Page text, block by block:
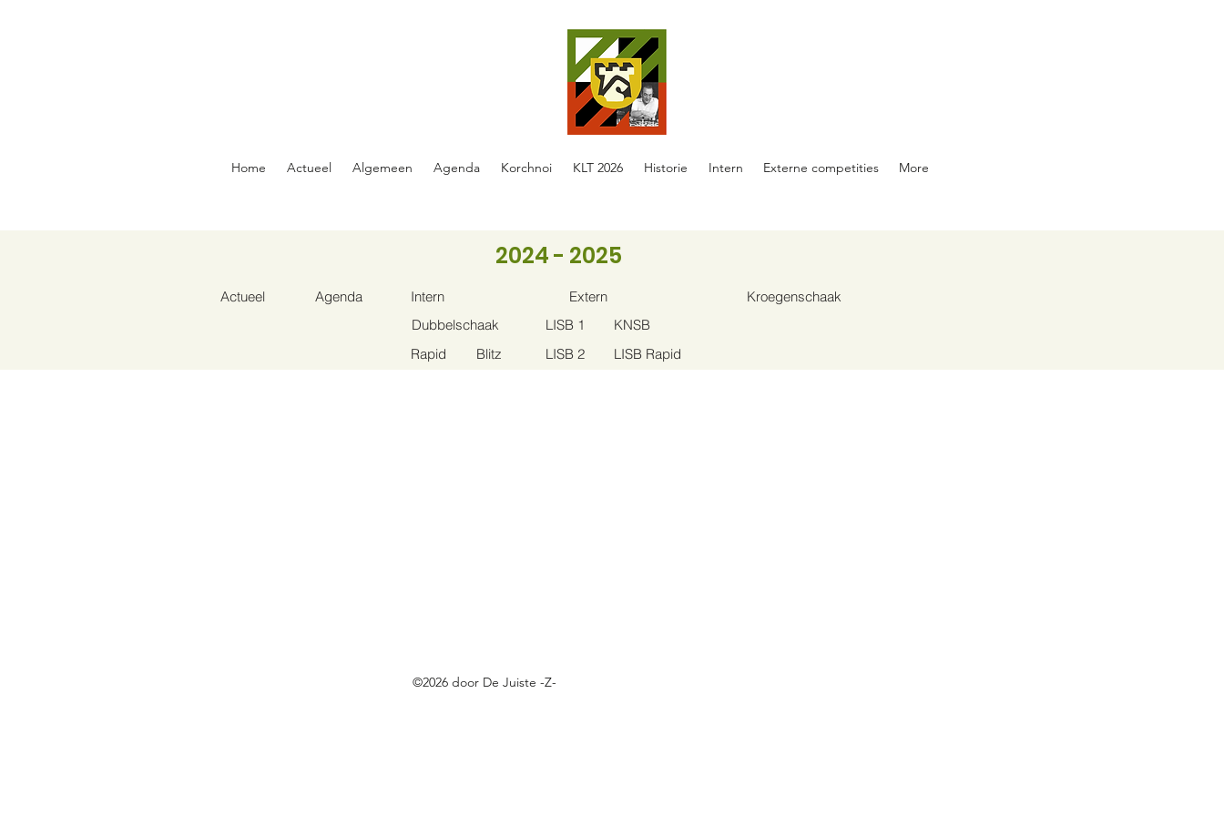
Home Actueel Algemeen Agenda Korchnoi KLT 2026 Historie Intern Externe competities More
2024 - 2025
Actueel Agenda
Intern
Dubbelschaak
Rapid
Blitz
Extern
LISB 1
KNSB
LISB 2
LISB Rapid
Kroegenschaak
©2026 door De Juiste -Z-